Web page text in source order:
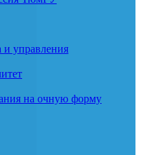
управления
на очную форму